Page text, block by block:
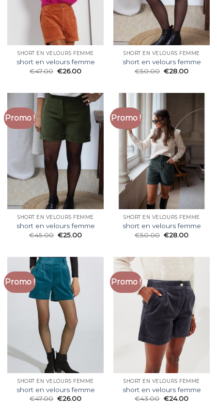
SHORT EN VELOURS FEMME
short en velours femme
€47.00 €26.00
SHORT EN VELOURS FEMME
short en velours femme
€50.00 €28.00
Promo !
SHORT EN VELOURS FEMME
short en velours femme
€45.00 €25.00
Promo !
SHORT EN VELOURS FEMME
short en velours femme
€50.00 €28.00
Promo !
SHORT EN VELOURS FEMME
short en velours femme
€47.00 €26.00
Promo !
SHORT EN VELOURS FEMME
short en velours femme
€43.00 €24.00